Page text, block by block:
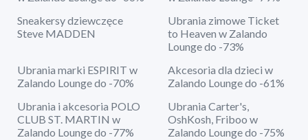
Sneakersy dziewczęce
Steve MADDEN
Ubrania zimowe Ticket
to Heaven w Zalando
Lounge do -73%
Ubrania marki ESPIRIT w
Zalando Lounge do -70%
Akcesoria dla dzieci w
Zalando Lounge do -61%
Ubrania i akcesoria POLO
CLUB ST. MARTIN w
Zalando Lounge do -77%
Ubrania Carter's,
OshKosh, Friboo w
Zalando Lounge do -75%